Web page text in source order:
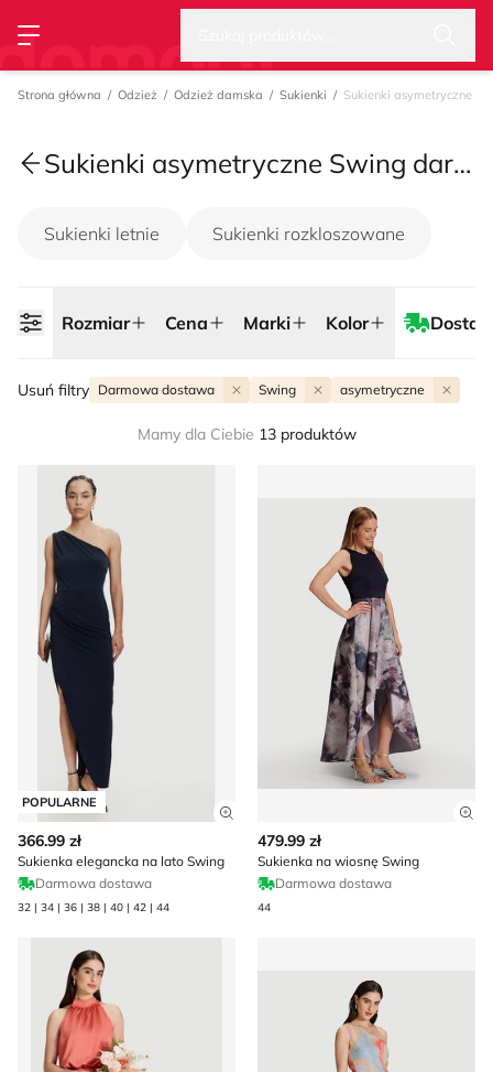
Przełącz menu
Strona główna Odzież Odzież damska Sukienki Sukienki asymetryczne
Sukienki asymetryczne Swing darmowa dostawa, lato 2026
Sukienki letnie Sukienki rozkloszowane
Rozmiar Cena Marki Kolor
Usuń filtry Darmowa dostawa Swing asymetryczne
Mamy dla Ciebie 13 produktów
Sukienka elegancka na lato Swing
POPULARNE
Zobacz szczegóły produktu
366.99 zł
Sukienka elegancka na lato Swing
Darmowa dostawa
32 | 34 | 36 | 38 | 40 | 42 | 44
479.99 zł
Sukienka na wiosnę Swing
Darmowa dostawa
44
Swing - Sukienka asymetryczna